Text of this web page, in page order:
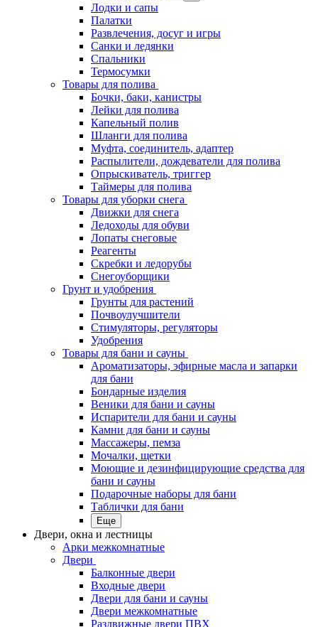
Лодки и сапы
Палатки
Развлечения, досуг и игры
Санки и ледянки
Спальники
Термосумки
Товары для полива
Бочки, баки, канистры
Лейки для полива
Капельный полив
Шланги для полива
Муфта, соединитель, адаптер
Распылители, дождеватели для полива
Опрыскиватель, триггер
Таймеры для полива
Товары для уборки снега
Движки для снега
Ледоходы для обуви
Лопаты снеговые
Реагенты
Скребки и ледорубы
Снегоуборщики
Грунт и удобрения
Грунты для растений
Почвоулучшители
Стимуляторы, регуляторы
Удобрения
Товары для бани и сауны
Ароматизаторы, эфирные масла и запарки
для бани
Бондарные изделия
Веники для бани и сауны
Испарители для бани и сауны
Камни для бани и сауны
Массажеры, пемза
Мочалки, щетки
Моющие и дезинфицирующие средства для
бани и сауны
Подарочные наборы для бани
Таблички для бани
Еще
Двери, окна и лестницы
Арки межкомнатные
Двери
Балконные двери
Входные двери
Двери для бани и сауны
Двери межкомнатные
Раздвижные двери ПВХ